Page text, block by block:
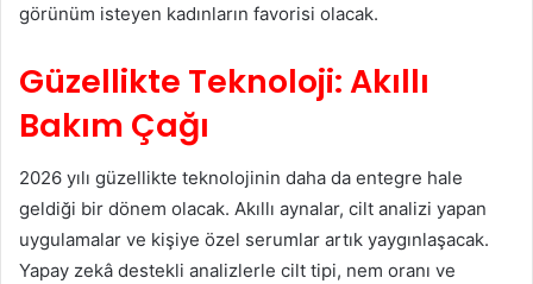
görünüm isteyen kadınların favorisi olacak.
Güzellikte Teknoloji: Akıllı
Bakım Çağı
2026 yılı güzellikte teknolojinin daha da entegre hale
geldiği bir dönem olacak. Akıllı aynalar, cilt analizi yapan
uygulamalar ve kişiye özel serumlar artık yaygınlaşacak.
Yapay zekâ destekli analizlerle cilt tipi, nem oranı ve